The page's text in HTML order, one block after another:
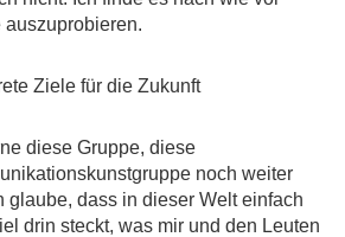
Ziele für die Zukunft
diese Gruppe, diese
noch weiter
glaube, dass in dieser Welt einfach
drin steckt, was mir und den Leuten